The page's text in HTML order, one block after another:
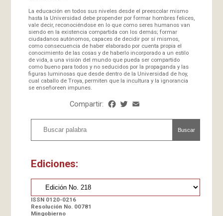
La educación en todos sus niveles desde el preescolar mismo
hasta la Universidad debe propender por formar hombres felices,
vale decir, reconociéndose en lo que como seres humanos van
siendo en la existencia compartida con los demás; formar
ciudadanos autónomos, capaces de decidir por sí mismos,
como consecuencia de haber elaborado por cuenta propia el
conocimiento de las cosas y de haberlo incorporado a un estilo
de vida, a una visión del mundo que pueda ser compartido
como bueno para todos y no seducidos por la propaganda y las
figuras luminosas que desde dentro de la Universidad de hoy,
cual caballo de Troya, permiten que la incultura y la ignorancia
se enseñoreen impunes.
Compartir: Facebook
Twitter
Buscar
Ediciones:
ISSN 0120-0216
Resolución No. 00781
Mingobierno